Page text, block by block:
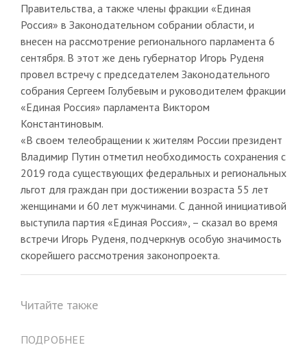
Правительства, а также члены фракции «Единая
Россия» в Законодательном собрании области, и
внесен на рассмотрение регионального парламента 6
сентября. В этот же день губернатор Игорь Руденя
провел встречу с председателем Законодательного
собрания Сергеем Голубевым и руководителем фракции
«Единая Россия» парламента Виктором
Константиновым.
«В своем телеобращении к жителям России президент
Владимир Путин отметил необходимость сохранения с
2019 года существующих федеральных и региональных
льгот для граждан при достижении возраста 55 лет
женщинами и 60 лет мужчинами. С данной инициативой
выступила партия «Единая Россия», – сказал во время
встречи Игорь Руденя, подчеркнув особую значимость
скорейшего рассмотрения законопроекта.
Читайте также
ПОДРОБНЕЕ